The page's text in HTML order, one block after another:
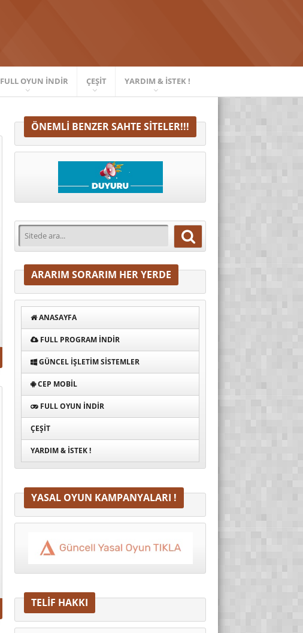
FULL OYUN İNDIR ÇEŞIT YARDIM & İSTEK !
ÖNEMLI BENZER SAHTE SITELER!!!
ARARIM SORARIM HER YERDE
ANASAYFA
FULL PROGRAM INDIR
GÜNCEL İŞLETIM SISTEMLER
CEP MOBIL
FULL OYUN İNDIR
ÇEŞIT
YARDIM & İSTEK !
YASAL OYUN KAMPANYALARI !
TELİF HAKKI